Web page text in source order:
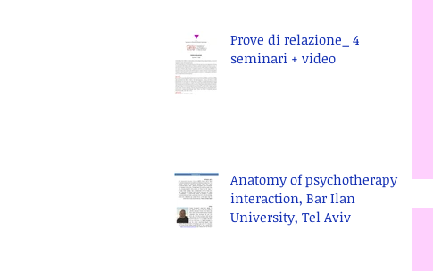
Prove di relazione_ 4
seminari + video
Anatomy of psychotherapy
interaction, Bar Ilan
University, Tel Aviv